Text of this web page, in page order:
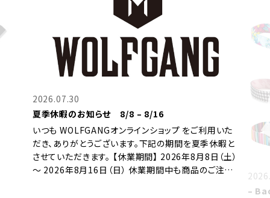
2026.06.26
Tee